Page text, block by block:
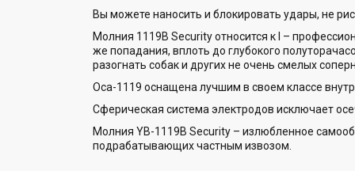
Вы можете наносить и блокировать удары, не
Молния 1119B Security относится к I –
же попадания, вплоть до глубокого
разогнать собак и других не очень смелых
Оса-1119 оснащена лучшим в своем классе
Сферическая система электродов исключает
Молния YB-1119B Security – излюбленное
подрабатывающих частным извозом.